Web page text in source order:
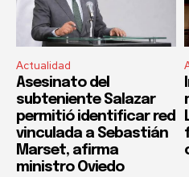
Actualidad
Asesinato del
subteniente Salazar
permitió identificar red
vinculada a Sebastián
Marset, afirma
ministro Oviedo